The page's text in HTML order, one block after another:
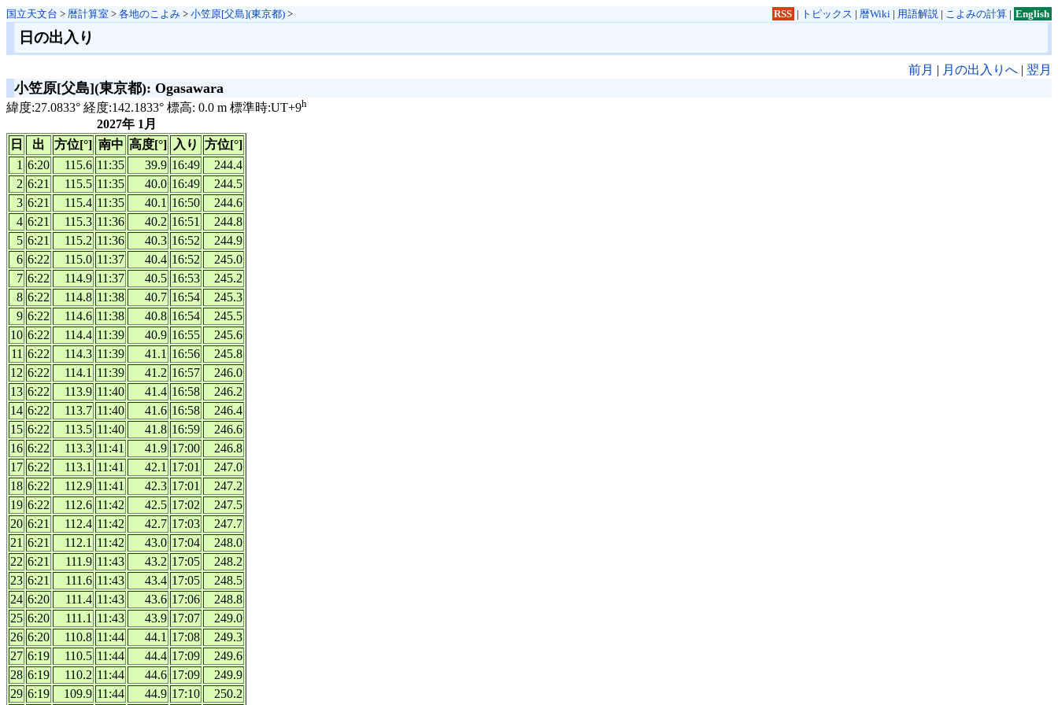
国立天文台 > 暦計算室 > 各地のこよみ > 小笠原[父島](東京都) > RSS | トピックス | 暦Wiki| 用語解説| こよみの計算| English
日の出入り
前月 | 月の出入りへ | 翌月
小笠原[父島](東京都): Ogasawara
緯度:27.0833° 経度:142.1833° 標高: 0.0 m 標準時:UT+9h
2027年 1月
日
出 方位[°] 南中 高度[°] 入り
方位[°]
1 6:20 115.6 11:35 39.9 16:49
244.4
2 6:21 115.5 11:35 40.0 16:49
244.5
3 6:21 115.4 11:35 40.1 16:50
244.6
4 6:21 115.3 11:36 40.2 16:51
244.8
5 6:21 115.2 11:36 40.3 16:52
244.9
6 6:22 115.0 11:37 40.4 16:52
245.0
7 6:22 114.9 11:37 40.5 16:53
245.2
8 6:22 114.8 11:38 40.7 16:54
245.3
9 6:22 114.6 11:38 40.8 16:54
245.5
10 6:22 114.4 11:39 40.9 16:55
245.6
11 6:22 114.3 11:39 41.1 16:56
245.8
12 6:22 114.1 11:39 41.2 16:57
246.0
13 6:22 113.9 11:40 41.4 16:58
246.2
14 6:22 113.7 11:40 41.6 16:58
246.4
15 6:22 113.5 11:40 41.8 16:59
246.6
16 6:22 113.3 11:41 41.9 17:00
246.8
17 6:22 113.1 11:41 42.1 17:01
247.0
18 6:22 112.9 11:41 42.3 17:01
247.2
19 6:22 112.6 11:42 42.5 17:02
247.5
20 6:21 112.4 11:42 42.7 17:03
247.7
21 6:21 112.1 11:42 43.0 17:04
248.0
22 6:21 111.9 11:43 43.2 17:05
248.2
23 6:21 111.6 11:43 43.4 17:05
248.5
24 6:20 111.4 11:43 43.6 17:06
248.8
25 6:20 111.1 11:43 43.9 17:07
249.0
26 6:20 110.8 11:44 44.1 17:08
249.3
27 6:19 110.5 11:44 44.4 17:09
249.6
28 6:19 110.2 11:44 44.6 17:09
249.9
29 6:19 109.9 11:44 44.9 17:10 250.2